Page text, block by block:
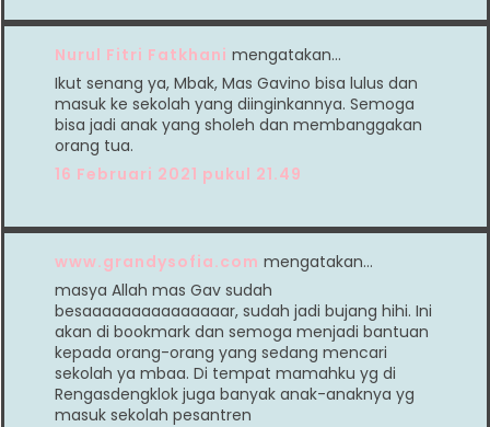
Nurul Fitri Fatkhani mengatakan…
Ikut senang ya, Mbak, Mas Gavino bisa lulus dan
masuk ke sekolah yang diinginkannya. Semoga
bisa jadi anak yang sholeh dan membanggakan
orang tua.
16 Februari 2021 pukul 21.49
www.grandysofia.com mengatakan…
masya Allah mas Gav sudah
besaaaaaaaaaaaaaaar, sudah jadi bujang hihi. Ini
akan di bookmark dan semoga menjadi bantuan
kepada orang-orang yang sedang mencari
sekolah ya mbaa. Di tempat mamahku yg di
Rengasdengklok juga banyak anak-anaknya yg
masuk sekolah pesantren